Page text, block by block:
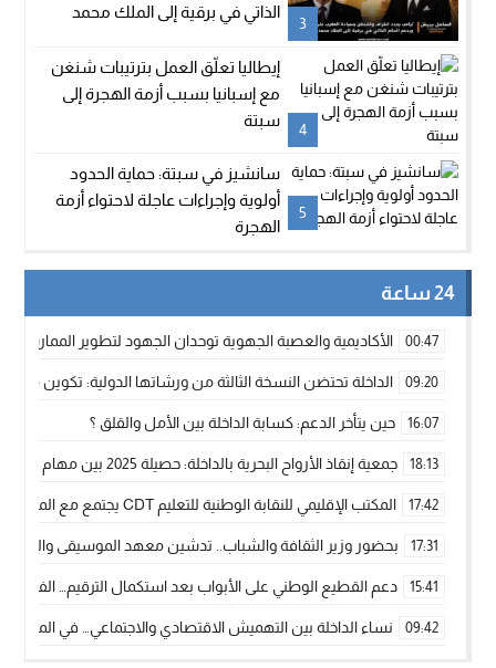
3
الذاتي في برقية إلى الملك محمد
4
إيطاليا تعلّق العمل بترتيبات شنغن
مع إسبانيا بسبب أزمة الهجرة إلى
سبتة
5
سانشيز في سبتة: حماية الحدود
أولوية وإجراءات عاجلة لاحتواء أزمة
الهجرة
24 ساعة
00:47 الأكاديمية والعصبة الجهوية توحدان الجهود لتطوير الممارسة
09:20 الداخلة تحتضن النسخة الثالثة من ورشاتها الدولية: تكوين
16:07 حين يتأخر الدعم: كسابة الداخلة بين الأمل والقلق ؟
18:13 جمعية إنقاذ الأرواح البحرية بالداخلة: حصيلة 2025 بين مهام الإنقاذ ومشروع “دار البحار”
17:42 المكتب الإقليمي للنقابة الوطنية للتعليم CDT يجتمع مع المدير الإقليمي لمناقشة ملفات جوهرية لنساء ورجال التعليم
17:31 بحضور وزير الثقافة والشباب.. تدشين معهد الموسيقى والفنون
15:41 دعم القطيع الوطني على الأبواب بعد استكمال الترقيم…
09:42 نساء الداخلة بين التهميش الاقتصادي والاجتماعي… في المؤسسات